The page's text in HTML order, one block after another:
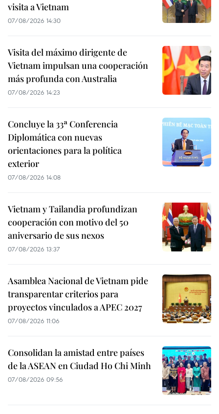
visita a Vietnam
07/08/2026 14:30
Visita del máximo dirigente de
Vietnam impulsan una cooperación
más profunda con Australia
07/08/2026 14:23
Concluye la 33ª Conferencia
Diplomática con nuevas
orientaciones para la política
exterior
07/08/2026 14:08
Vietnam y Tailandia profundizan
cooperación con motivo del 50
aniversario de sus nexos
07/08/2026 13:37
Asamblea Nacional de Vietnam pide
transparentar criterios para
proyectos vinculados a APEC 2027
07/08/2026 11:06
Consolidan la amistad entre países
de la ASEAN en Ciudad Ho Chi Minh
07/08/2026 09:56